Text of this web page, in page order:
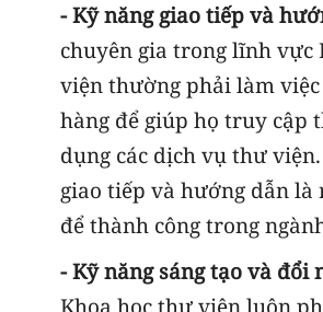
- Kỹ năng giao tiếp và
chuyên gia trong lĩnh vực
viện thường phải làm
hàng để giúp họ truy cập
dụng các dịch vụ thư
giao tiếp và hướng dẫn
để thành công trong
- Kỹ năng sáng tạo và đổi
Khoa học thư viện luôn